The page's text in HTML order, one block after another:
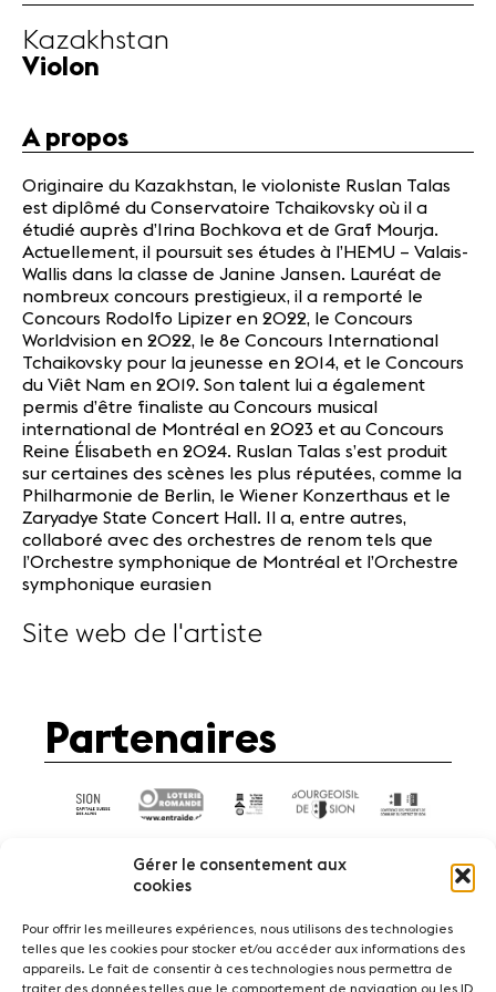
Gérer le consentement aux
cookies
Pour offrir les meilleures expériences, nous utilisons des technologies
telles que les cookies pour stocker et/ou accéder aux informations des
appareils. Le fait de consentir à ces technologies nous permettra de
traiter des données telles que le comportement de navigation ou les ID
Infos
pratiques
Actualités
Bénévoles
Médiation
Médias
Revue de
presse
Emplois
A propos
Mentions
légales
Contact
Kazakhstan
Violon
A propos
Originaire du Kazakhstan, le violoniste Ruslan Talas
est diplômé du Conservatoire Tchaikovsky où il a
étudié auprès d’Irina Bochkova et de Graf Mourja.
Actuellement, il poursuit ses études à l’HEMU – Valais-
Wallis dans la classe de Janine Jansen. Lauréat de
nombreux concours prestigieux, il a remporté le
Concours Rodolfo Lipizer en 2022, le Concours
Worldvision en 2022, le 8e Concours International
Tchaikovsky pour la jeunesse en 2014, et le Concours
du Viêt Nam en 2019. Son talent lui a également
permis d’être finaliste au Concours musical
international de Montréal en 2023 et au Concours
Reine Élisabeth en 2024. Ruslan Talas s’est produit
sur certaines des scènes les plus réputées, comme la
Philharmonie de Berlin, le Wiener Konzerthaus et le
Zaryadye State Concert Hall. Il a, entre autres,
collaboré avec des orchestres de renom tels que
l’Orchestre symphonique de Montréal et l’Orchestre
symphonique eurasien
Site web de l'artiste
Partenaires
ActualitésConcertsBénévoles
Médiation